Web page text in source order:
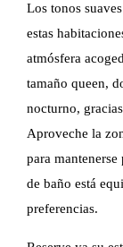
Los tonos
estas
atmósfera
tamaño queen,
nocturno,
Aproveche la
para
de baño está
preferencias.